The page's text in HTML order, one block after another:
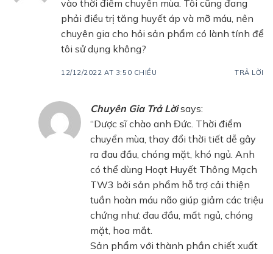
vào thời điểm chuyển mùa. Tôi cũng đang
phải điều trị tăng huyết áp và mỡ máu, nên
chuyên gia cho hỏi sản phẩm có lành tính để
tôi sử dụng không?
12/12/2022 AT 3:50 CHIỀU TRẢ LỜI
Chuyên Gia Trả Lời says:
“Dược sĩ chào anh Đức. Thời điểm
chuyển mùa, thay đổi thời tiết dễ gây
ra đau đầu, chóng mặt, khó ngủ. Anh
có thể dùng Hoạt Huyết Thông Mạch
TW3 bởi sản phẩm hỗ trợ cải thiện
tuần hoàn máu não giúp giảm các triệu
chứng như: đau đầu, mất ngủ, chóng
mặt, hoa mắt.
Sản phẩm với thành phần chiết xuất